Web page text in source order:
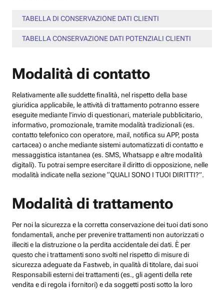
TABELLA DI CONSERVAZIONE DATI CLIENTI
TABELLA CONSERVAZIONE DATI POTENZIALI CLIENTI
Modalità di contatto
Relativamente alle suddette finalità, nel rispetto della base
giuridica applicabile, le attività di trattamento potranno essere
eseguite mediante l’invio di questionari, materiale pubblicitario,
informativo, promozionale, tramite modalità tradizionali (es.
contatto telefonico con operatore, mail, notifica su APP, posta
cartacea) o anche mediante sistemi automatizzati di contatto e
messaggistica istantanea (es. SMS, Whatsapp e altre modalità
digitali). Tu potrai sempre esercitare il diritto di opposizione, nelle
modalità indicate nella sezione “QUALI SONO I TUOI DIRITTI?”.
Modalità di trattamento
Per noi la sicurezza e la corretta conservazione dei tuoi dati sono
fondamentali, anche per prevenire trattamenti non autorizzati o
illeciti e la distruzione o la perdita accidentale dei dati. È per
questo che i trattamenti sono svolti nel rispetto di misure di
sicurezza adeguate da Fastweb, in qualità di titolare, dai suoi
Responsabili esterni dei trattamenti (es., gli agenti della rete
vendita e di regola i fornitori) e da soggetti posti sotto la loro